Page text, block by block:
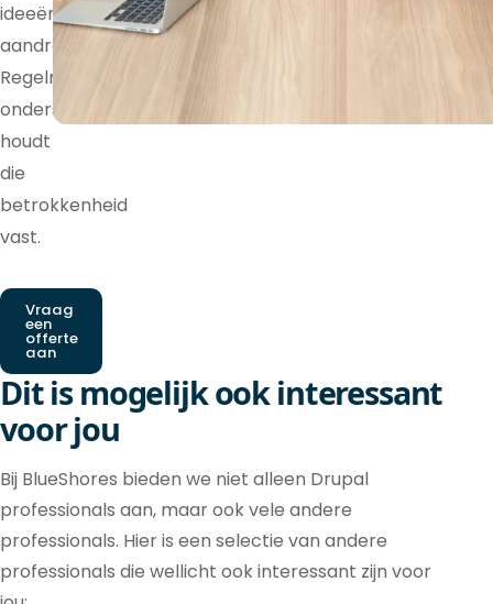
ideeën
aandraagt.
Regelmatige
ondersteuning
houdt
die
betrokkenheid
vast.
Vraag
een
offerte
aan
Dit is mogelijk ook interessant
voor jou
Bij BlueShores bieden we niet alleen Drupal
professionals aan, maar ook vele andere
professionals. Hier is een selectie van andere
professionals die wellicht ook interessant zijn voor